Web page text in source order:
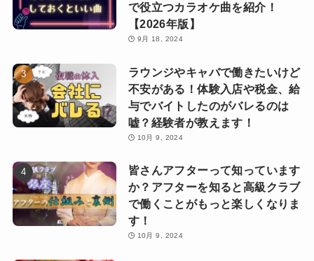
で役立つカラオケ曲を紹介！
【2026年版】
9月 18, 2024
ラウンジやキャバで働きたいけど
不安がある！体験入店や税金、給
与でバイトしたのがバレるのは
嘘？経験者が教えます！
10月 9, 2024
皆さんアフターって知っています
か？アフターを知ると高級クラブ
で働くことがもっと楽しくなりま
す！
10月 9, 2024